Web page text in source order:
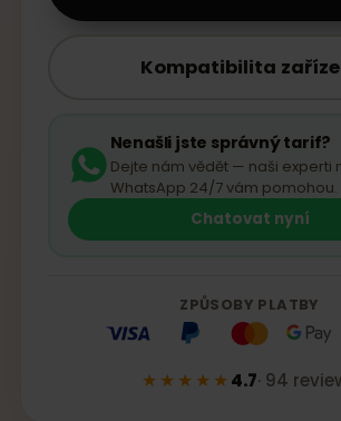
Kompatibilita
Nenašli jste správný tarif?
Dejte nám vědět — naši experti
WhatsApp 24/7 vám pomohou.
Chatovat nyní
ZPŮSOBY PLATBY
★★★★★4.7· 94